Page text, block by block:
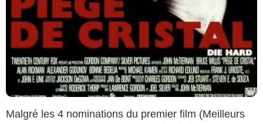
Malgré les 4 nominations du premier film (Meilleurs